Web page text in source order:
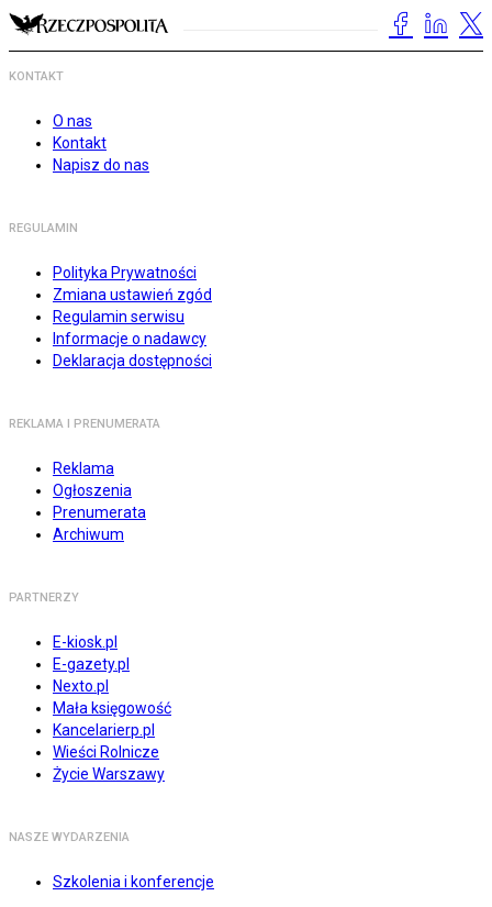
KONTAKT
O nas
Kontakt
Napisz do nas
REGULAMIN
Polityka Prywatności
Zmiana ustawień zgód
Regulamin serwisu
Informacje o nadawcy
Deklaracja dostępności
REKLAMA I PRENUMERATA
Reklama
Ogłoszenia
Prenumerata
Archiwum
PARTNERZY
E-kiosk.pl
E-gazety.pl
Nexto.pl
Mała księgowość
Kancelarierp.pl
Wieści Rolnicze
Życie Warszawy
NASZE WYDARZENIA
Szkolenia i konferencje